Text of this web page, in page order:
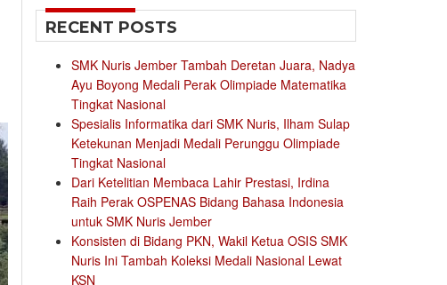
RECENT POSTS
SMK Nuris Jember Tambah Deretan Juara, Nadya
Ayu Boyong Medali Perak Olimpiade Matematika
Tingkat Nasional
Spesialis Informatika dari SMK Nuris, Ilham Sulap
Ketekunan Menjadi Medali Perunggu Olimpiade
Tingkat Nasional
Dari Ketelitian Membaca Lahir Prestasi, Irdina
Raih Perak OSPENAS Bidang Bahasa Indonesia
untuk SMK Nuris Jember
Konsisten di Bidang PKN, Wakil Ketua OSIS SMK
Nuris Ini Tambah Koleksi Medali Nasional Lewat
KSN